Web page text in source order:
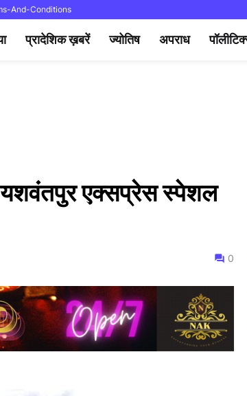
And-Conditions
प्रादेशिक ख़बरें ज्योतिष अपराध
यशवंतपुर एक्सप्रेस स्पेशल
0